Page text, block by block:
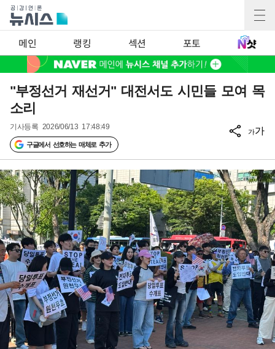
메인 랭킹 섹션 포토
"부정선거 재선거" 대전서도 시민들 모여 목
소리
기사등록 2026/06/13 17:48:49
구글에서 선호하는 매체로 추가
가가